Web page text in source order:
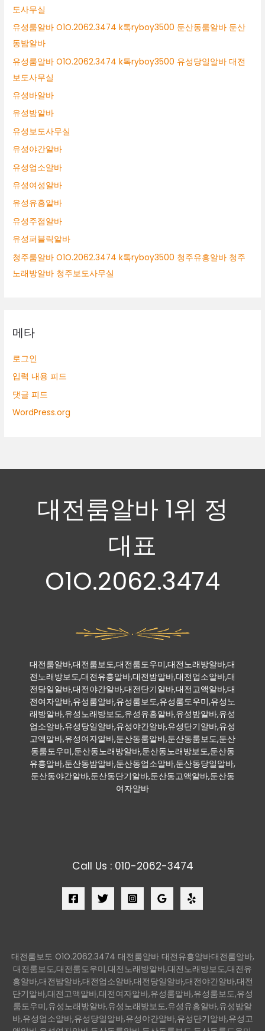
도사무실
유성룸알바 O1O.2062.3474 k톡ryboy3500 둔산동룸알바 둔산
동밤알바
유성룸알바 O1O.2062.3474 k톡ryboy3500 유성당일알바 대전
보도사무실
유성바알바
유성밤알바
유성보도사무실
유성야간알바
유성업소알바
유성여성알바
유성유흥알바
유성주점알바
유성퍼블릭알바
청주룸알바 O1O.2062.3474 k톡ryboy3500 청주유흥알바 청주
노래방알바 청주보도사무실
메타
로그인
입력 내용 피드
댓글 피드
WordPress.org
대전룸알바 1위 정
대표
O1O.2062.3474
대전룸알바,대전룸보도,대전룸도우미,대전노래방알바,대
전노래방보도,대전유흥알바,대전밤알바,대전업소알바,대
전당일알바,대전야간알바,대전단기알바,대전고액알바,대
전여자알바,유성룸알바,유성룸보도,유성룸도우미,유성노
래방알바,유성노래방보도,유성유흥알바,유성밤알바,유성
업소알바,유성당일알바,유성야간알바,유성단기알바,유성
고액알바,유성여자알바,둔산동룸알바,둔산동룸보도,둔산
동룸도우미,둔산동노래방알바,둔산동노래방보도,둔산동
유흥알바,둔산동밤알바,둔산동업소알바,둔산동당일알바,
둔산동야간알바,둔산동단기알바,둔산동고액알바,둔산동
여자알바
Call Us : 010-2062-3474
대전룸보도 O1O.2062.3474 대전룸알바 대전유흥알바대전룸알바,
대전룸보도,대전룸도우미,대전노래방알바,대전노래방보도,대전유
흥알바,대전밤알바,대전업소알바,대전당일알바,대전야간알바,대전
단기알바,대전고액알바,대전여자알바,유성룸알바,유성룸보도,유성
룸도우미,유성노래방알바,유성노래방보도,유성유흥알바,유성밤알
바,유성업소알바,유성당일알바,유성야간알바,유성단기알바,유성고